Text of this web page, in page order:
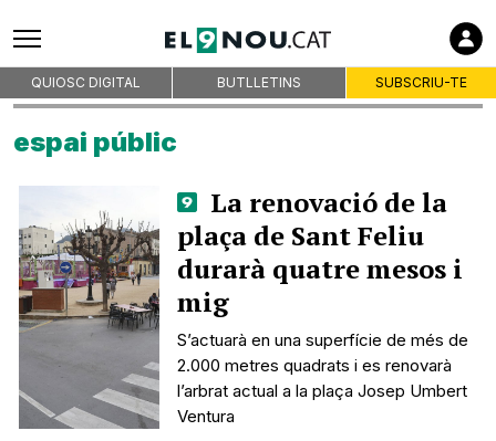
QUIOSC DIGITAL BUTLLETINS SUBSCRIU-TE
espai públic
La renovació de la
plaça de Sant Feliu
durarà quatre mesos i
mig
S’actuarà en una superfície de més de
2.000 metres quadrats i es renovarà
l’arbrat actual a la plaça Josep Umbert
Ventura